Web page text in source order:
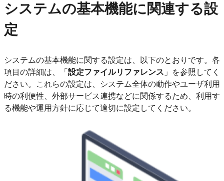
システムの基本機能に関連する設
定
システムの基本機能に関する設定は、以下のとおりです。各
項目の詳細は、「 設定ファイルリファレンス 」を参照してく
ださい。これらの設定は、システム全体の動作やユーザ利用
時の利便性、外部サービス連携などに関係するため、利用す
る機能や運用方針に応じて適切に設定してください。